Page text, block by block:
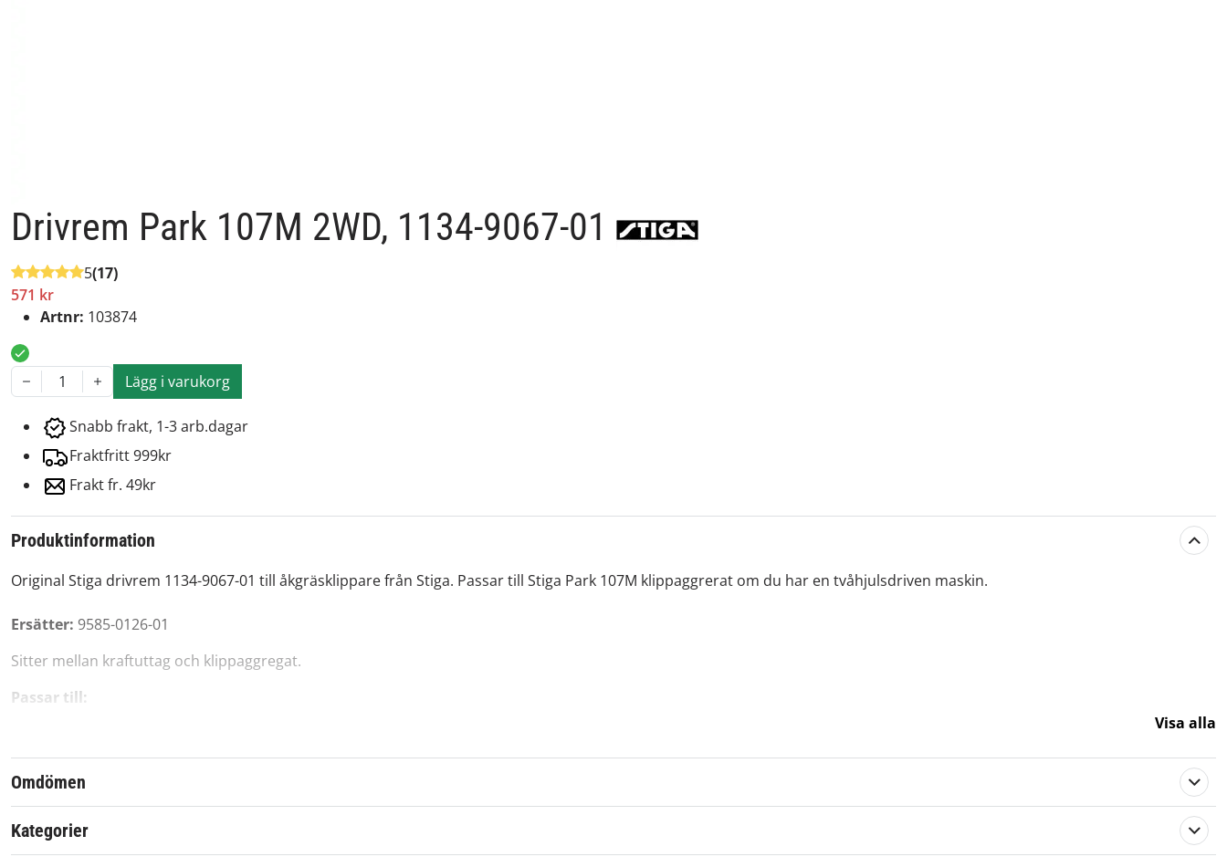
Drivrem Park 107M 2WD, 1134-9067-01
5(17)
571 kr
Artnr: 103874
1 Lägg i varukorg
Snabb frakt, 1-3 arb.dagar
Fraktfritt 999kr
Frakt fr. 49kr
Produktinformation
Original Stiga drivrem 1134-9067-01 till åkgräsklippare från Stiga. Passar till Stiga Park 107M klippaggrerat om du har en tvåhjulsdriven maskin.
Ersätter: 9585-0126-01
Sitter mellan kraftuttag och klippaggregat.
Passar till:
Originalreservdel från Stiga.
Artikelnummer:
103874
Material:
Visa alla
Omdömen
Kategorier